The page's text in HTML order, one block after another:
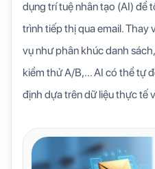
dụng trí tuệ nhân tạo (AI) để
trình tiếp thị qua email. Thay
vụ như phân khúc danh
kiểm thử A/B,… AI có thể tự
định dựa trên dữ liệu thực tế